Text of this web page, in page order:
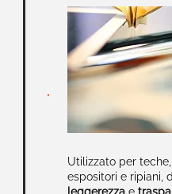
Utilizzato per teche,
espositori e ripiani,